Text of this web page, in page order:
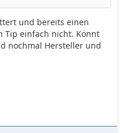
und bereits einen
Tip einfach nicht. Könnt
nochmal Hersteller und